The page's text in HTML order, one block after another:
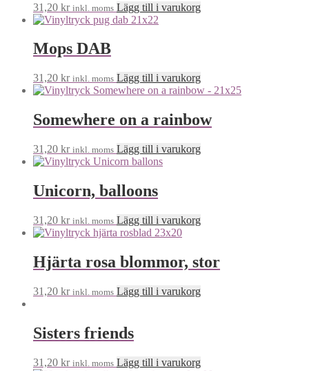
31,20 kr inkl. moms Lägg till i varukorg
Mops DAB
31,20 kr inkl. moms Lägg till i varukorg
Somewhere on a rainbow
31,20 kr inkl. moms Lägg till i varukorg
Unicorn, balloons
31,20 kr inkl. moms Lägg till i varukorg
Hjärta rosa blommor, stor
31,20 kr inkl. moms Lägg till i varukorg
Sisters friends
31,20 kr inkl. moms Lägg till i varukorg